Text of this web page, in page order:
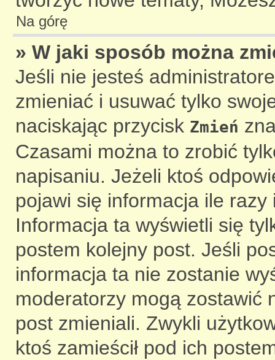
Na górę
» W jaki sposób można
Jeśli nie jesteś
zmieniać i usuwać tylko
naciskając przycisk Zmień
Czasami można to zrobić
napisaniu. Jeżeli ktoś
pojawi się informacja ile razy
Informacja ta wyświetli się
postem kolejny post. Jeśli
informacja ta nie zostanie
moderatorzy mogą zostawić
post zmieniali. Zwykli
ktoś zamieścił pod ich